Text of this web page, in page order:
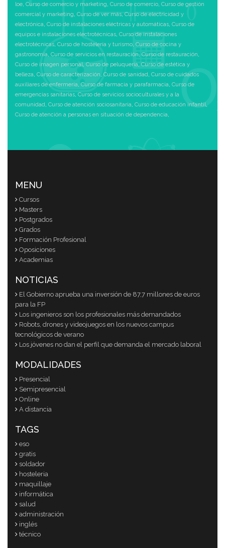
loe, Curso de comercio y marketing, Curso de comercio, Curso de gestión
comercial y marketing, Curso de ver más,Curso de electricidad y
electrónica, Curso de instalaciones eléctricas y automáticas, Curso de
equipos e instalaciones electrotécnicas, Curso de instalaciones
electrotécnicas, Curso de hostelería y turismo, Curso de cocina y
gastronomía, Curso de servicios en restauración, Curso de restauración,
Curso de imagen personal, Curso de peluquería,Curso de estética y
belleza, Curso de caracterización,Curso de sanidad, Curso de cuidados
auxiliares de enfermería,Curso de farmacia y parafarmacia, Curso de
emergencias sanitarias, Curso de servicios socioculturales y a la
comunidad, Curso de atención sociosanitaria, Curso de educación infantil,
Curso de atención a personas en situación de dependencia,
MENU
Cursos
Masters
Postgrados
Grados
Formación Profesional
Oposiciones
Academias
NOTICIAS
El Gobierno aprueba una inversión de 87,7 millones de euros
para la FP
Los ingenieros son los profesionales más demandados
Robots, drones y videojuegos en los nuevos campus
tecnológicos de verano
Los jóvenes no dan el perfil que demanda el mercado laboral
MODALIDADES
Presencial
Semipresencial
Online
A distancia
TAGS
eso
gratis
soldador
hosteleria
maquillaje
informática
salud
administración
inglés
técnico